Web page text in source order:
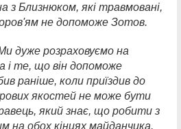
з Близнюком, які травмовані,
не допоможе Зотов.
дуже розраховуємо на
і те, що він допоможе
раніше, коли приїздив до
якостей не може бути
який знає, що робити з
на обох кінцях майданчика.